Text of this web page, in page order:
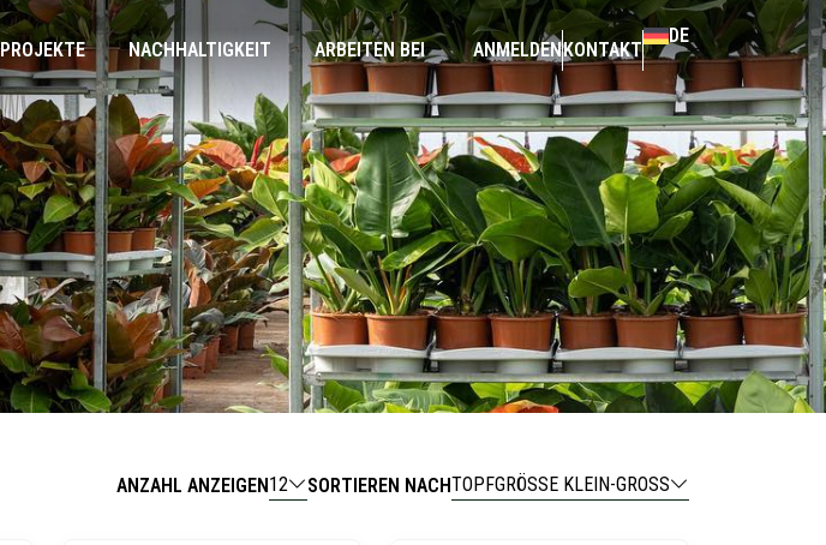
PROJEKTE NACHHALTIGKEIT ARBEITEN BEI ANMELDENKONTAKT
DE
ANZAHL ANZEIGEN12 SORTIEREN NACHTOPFGRÖSSE KLEIN-GROSS